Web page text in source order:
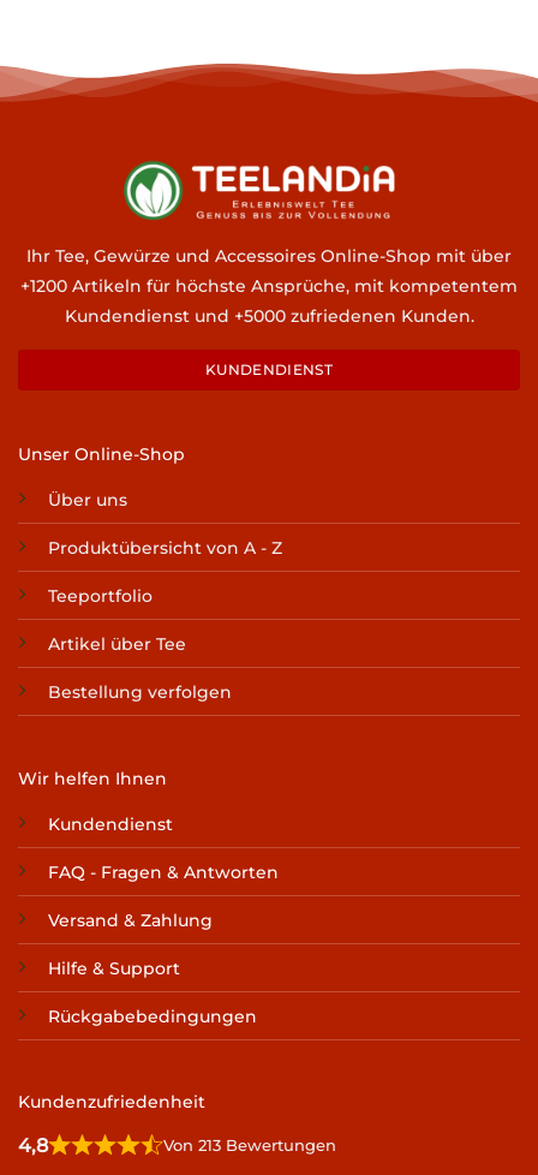
Ihr Tee, Gewürze und Accessoires Online-Shop mit über
+1200 Artikeln für höchste Ansprüche, mit kompetentem
Kundendienst und +5000 zufriedenen Kunden.
KUNDENDIENST
Unser Online-Shop
Über uns
Produktübersicht von A - Z
Teeportfolio
Artikel über Tee
Bestellung verfolgen
Wir helfen Ihnen
Kundendienst
FAQ - Fragen & Antworten
Versand & Zahlung
Hilfe & Support
Rückgabebedingungen
Kundenzufriedenheit
4,8 Von 213 Bewertungen